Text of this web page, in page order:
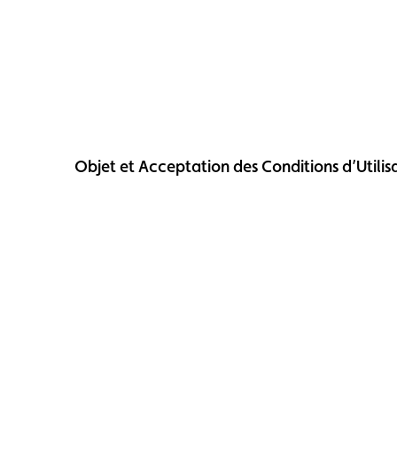
Objet et Acceptation des Conditions